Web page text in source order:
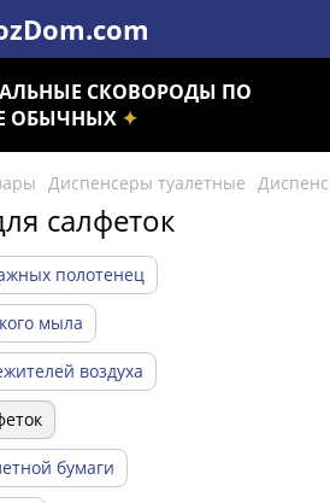
СКОВОРОДЫ ПО
ОБЫЧНЫХ ✦
Диспенсеры туалетные
салфеток
полотенец
мыла
воздуха
бумаги